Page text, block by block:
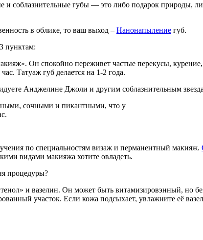
и соблазнительные губы — это либо подарок природы,
в облике, то ваш выход – Нанонапыление губ.
пунктам:
Он спокойно переживет частые перекусы, курение,
Татуаж губ делается на 1-2 года.
Анджелине Джоли и другим соблазнительным
сочными и пикантными, что у
по специальностям визаж и перманентный макияж.
видами макияжа хотите овладеть.
процедуры?
и вазелин. Он может быть витамизировэнный, но
участок. Если кожа подсыхает, увлажните её